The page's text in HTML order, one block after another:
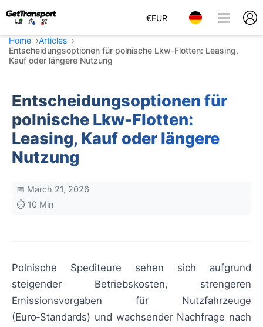
€EUR
Home
Articles
Entscheidungsoptionen für polnische Lkw-Flotten: Leasing,
Kauf oder längere Nutzung
Entscheidungsoptionen für
polnische Lkw-Flotten:
Leasing, Kauf oder längere
Nutzung
📅 March 21, 2026
⏱️ 10 Min
Polnische Spediteure sehen sich aufgrund
steigender Betriebskosten, strengeren
Emissionsvorgaben für Nutzfahrzeuge
(Euro‑Standards) und wachsender Nachfrage nach